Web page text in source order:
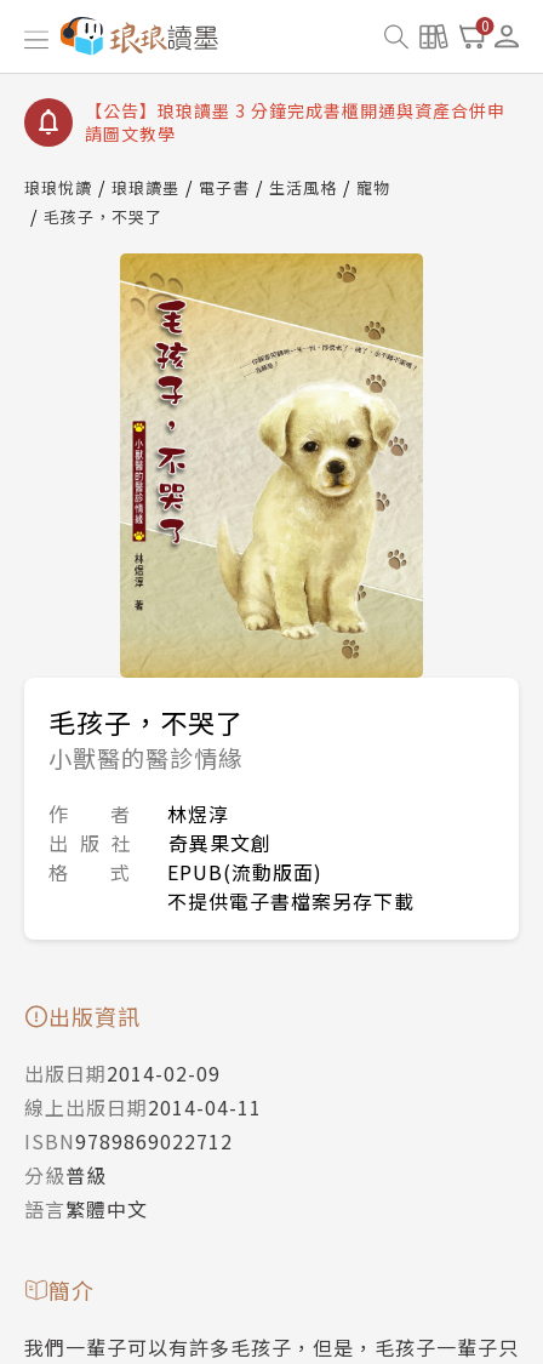
0
【公告】琅琅讀墨數位閱讀資產合併與書櫃開通申請
【公告】琅琅讀墨書櫃開通常見問題
【公告】琅琅讀墨 3 分鐘完成書櫃開通與資產合併申
請圖文教學
查詢
【公告】琅琅讀墨數位閱讀資產合併與書櫃開通申請
琅琅悅讀 琅琅讀墨 電子書 生活風格
寵物
毛孩子，不哭了
毛孩子，不哭了
小獸醫的醫診情緣
作 者
林煜淳
出 版 社
奇異果文創
格 式
EPUB(流動版面)
不提供電子書檔案另存下載
出版資訊
出版日期2014-02-09
線上出版日期2014-04-11
ISBN9789869022712
分級普級
語言繁體中文
簡介
我們一輩子可以有許多毛孩子，但是，毛孩子一輩子只